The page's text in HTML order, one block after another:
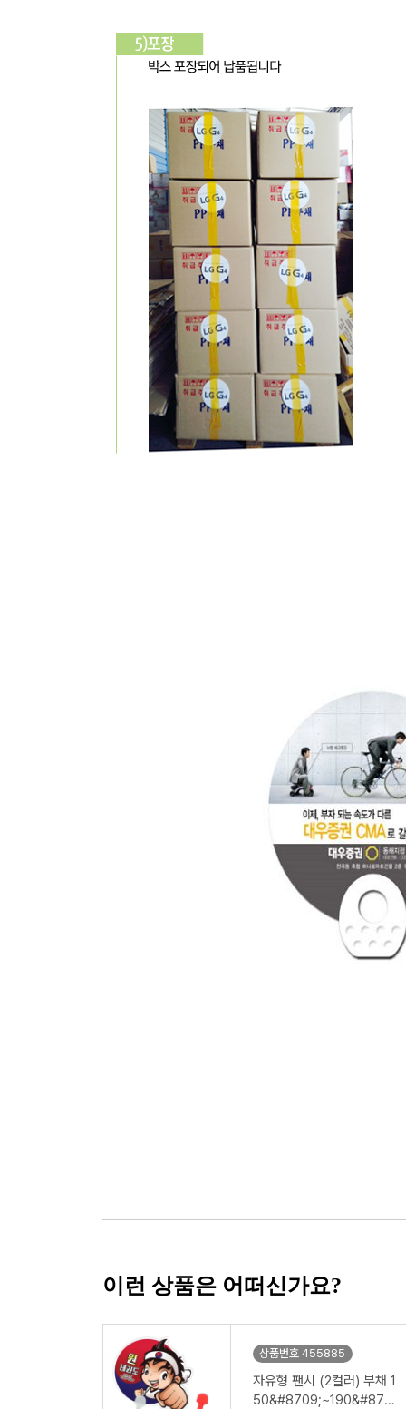
이런 상품은 어떠신가요?
상품번호 455885
자유형 팬시 (2컬러) 부채 1
50&#8709;~190&#870